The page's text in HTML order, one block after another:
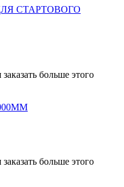
СТАРТОВОГО
больше этого
больше этого